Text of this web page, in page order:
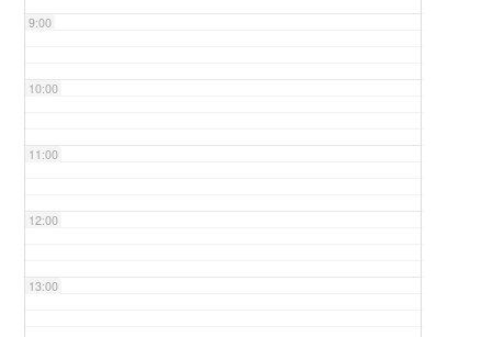
9:00
10:00
11:00
12:00
13:00